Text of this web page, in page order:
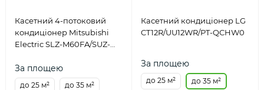
Касетний 4-потоковий
кондиціонер Mitsubishi
Electric SLZ-M60FA/SUZ-
За площею
до 25 м² до 35 м²
Касетний кондиціонер LG
CT12R/UU12WR/PT-QCHW0
За площею
до 25 м² до 35 м²